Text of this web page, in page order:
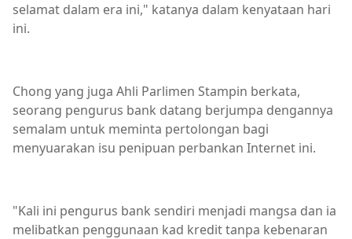
selamat dalam era ini," katanya dalam kenyataan hari
ini.
Chong yang juga Ahli Parlimen Stampin berkata,
seorang pengurus bank datang berjumpa dengannya
semalam untuk meminta pertolongan bagi
menyuarakan isu penipuan perbankan Internet ini.
"Kali ini pengurus bank sendiri menjadi mangsa dan ia
melibatkan penggunaan kad kredit tanpa kebenaran